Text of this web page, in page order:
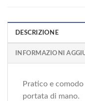
DESCRIZIONE
INFORMAZIONI
Pratico e
portata di mano.